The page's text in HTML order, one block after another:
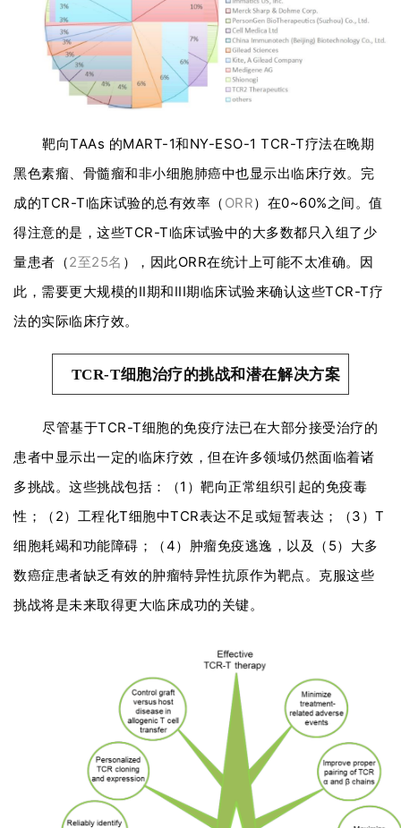
讯
再
生
学
会
展
活
动
登录 注册
靶向TAAs 的MART-1和NY-ESO-1 TCR-T疗法在晚期
黑色素瘤、骨髓瘤和非小细胞肺癌中也显示出临床疗效。完
成的TCR-T临床试验的总有效率（ ORR）在0~60%之间。值
得注意的是，这些TCR-T临床试验中的大多数都只入组了少
量患者（2至25名 ），因此ORR在统计上可能不太准确。因
此，需要更大规模的II期和III期临床试验来确认这些TCR-T疗
法的实际临床疗效。
TCR-T细胞治疗的挑战和潜在解决方案
尽管基于TCR-T细胞的免疫疗法已在大部分接受治疗的
患者中显示出一定的临床疗效，但在许多领域仍然面临着诸
多挑战。这些挑战包括：
（1）靶向正常组织引起的免疫毒
性；
（2）工程化T细胞中TCR表达不足或短暂表达；
（3）T
细胞耗竭和功能障碍；
（4）肿瘤免疫逃逸，以及（5）大多
数癌症患者缺乏有效的肿瘤特异性抗原作为靶点。 克服这些
挑战将是未来取得更大临床成功的关键。